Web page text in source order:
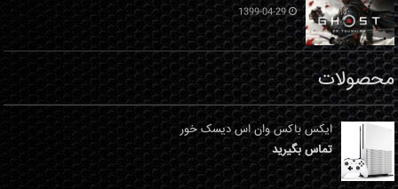
1399-04-29
محصولات
ایکس باکس وان اس دیسک خور
تماس بگیرید